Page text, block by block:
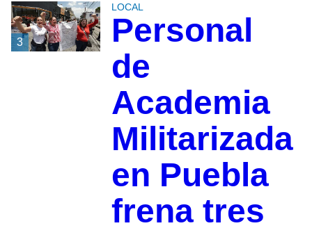
3
LOCAL
Personal
de
Academia
Militarizada
en Puebla
frena tres